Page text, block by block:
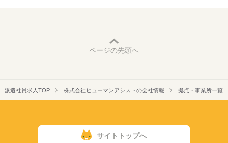
ページの先頭へ
派遣社員求人TOP 株式会社ヒューマンアシストの会社情報 拠点・事業所一覧
サイトトップへ